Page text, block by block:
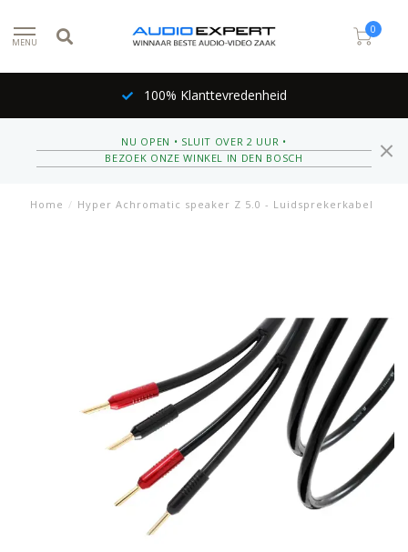
MENU
0
100% Klanttevredenheid
NU OPEN • SLUIT OVER 2 UUR •
BEZOEK ONZE WINKEL IN DEN BOSCH
Home / Hyper Achromatic speaker Z 5.0 - Luidsprekerkabel